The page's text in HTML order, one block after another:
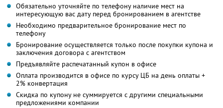
Обязательно уточняйте по телефону наличие мест на
интересующую вас дату перед бронированием в агентстве
Необходимо предварительное бронирование мест по
телефону
Бронирование осуществляется только после покупки купона и
заключения договора с агентством
Предъявляйте распечатанный купон в офисе
Оплата производится в офисе по курсу ЦБ на день оплаты +
2% конвертация
Скидка по купону не суммируется с другими специальными
предложениями компании